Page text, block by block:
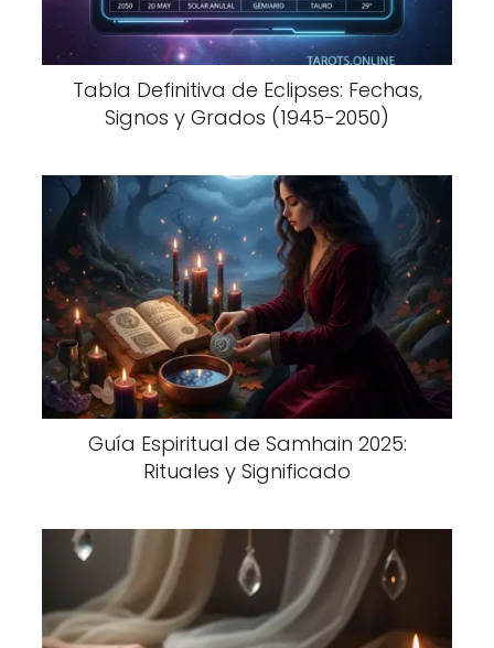
Tabla Definitiva de Eclipses: Fechas,
Signos y Grados (1945-2050)
Guía Espiritual de Samhain 2025:
Rituales y Significado